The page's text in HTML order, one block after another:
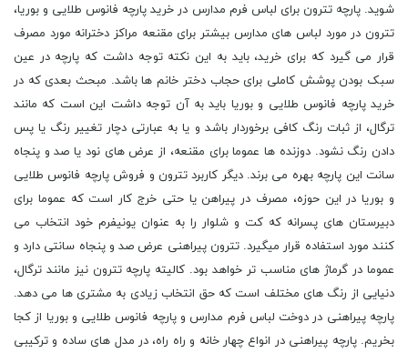
شوید. پارچه تترون براى لباس فرم مدارس در خرید پارچه فانوس طلایی و بوریا،
تترون در مورد لباس های مدارس بیشتر برای مقنعه مراکز دخترانه مورد مصرف
قرار می گیرد که برای خرید، باید به این نکته توجه داشت که پارچه در عین
سبک بودن پوشش کاملی برای حجاب دختر خانم ها باشد. مبحث بعدی که در
خرید پارچه فانوس طلایی و بوریا باید به آن توجه داشت این است که مانند
ترگال، از ثبات رنگ کافی برخوردار باشد و یا به عبارتی دچار تغییر رنگ یا پس
دادن رنگ نشود. دوزنده ها عموما برای مقنعه، از عرض های نود یا صد و پنجاه
سانت این پارچه بهره می برند. دیگر کاربرد تترون و فروش پارچه فانوس طلایی
و بوریا در این حوزه، مصرف در پیراهن یا حتی خرج کار است که عموما برای
دبیرستان های پسرانه که کت و شلوار را به عنوان یونیفرم خود انتخاب می
کنند مورد استفاده قرار میگیرد. تترون پیراهنی عرض صد و پنجاه سانتی دارد و
عموما در گرماژ های مناسب تر خواهد بود. کالیته پارچه تترون نیز مانند ترگال،
دنیایی از رنگ های مختلف است که حق انتخاب زیادی به مشتری ها می دهد.
پارچه پیراهنى در دوخت لباس فرم مدارس و پارچه فانوس طلایی و بوریا از کجا
بخریم. پارچه پیراهنى در انواع چهار خانه و راه راه، در مدل های ساده و ترکیبی